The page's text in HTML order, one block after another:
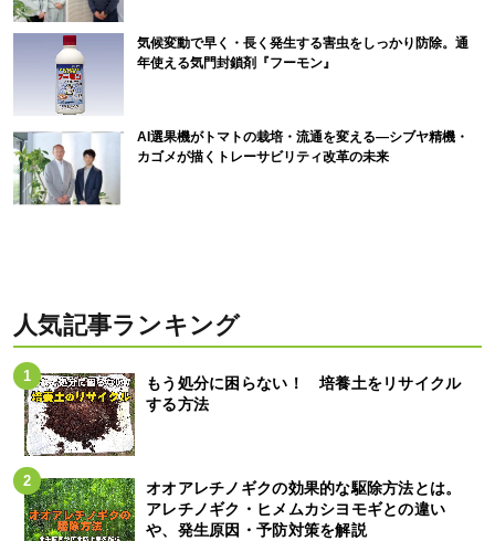
気候変動で早く・長く発生する害虫をしっかり防除。通
年使える気門封鎖剤『フーモン』
AI選果機がトマトの栽培・流通を変える―シブヤ精機・
カゴメが描くトレーサビリティ改革の未来
人気記事ランキング
もう処分に困らない！ 培養土をリサイクル
する方法
オオアレチノギクの効果的な駆除方法とは。
アレチノギク・ヒメムカシヨモギとの違い
や、発生原因・予防対策を解説